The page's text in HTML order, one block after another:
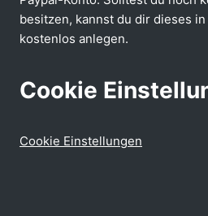
besitzen, kannst du dir dieses
kostenlos anlegen.
Cookie
Cookie Einstellungen